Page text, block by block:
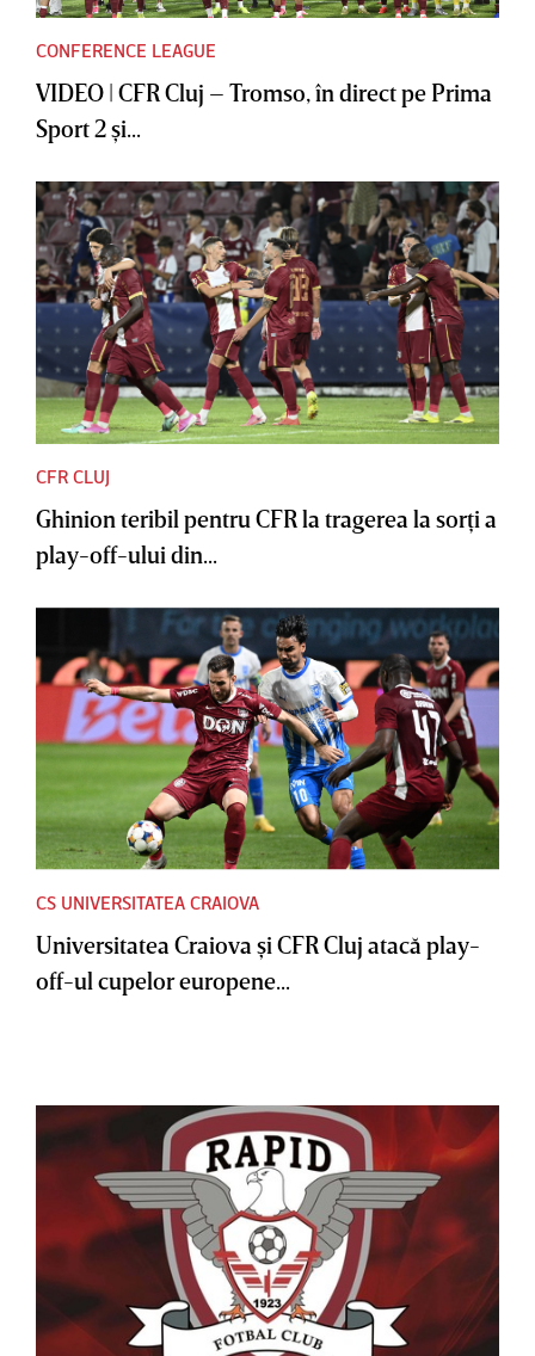
CONFERENCE LEAGUE
VIDEO | CFR Cluj – Tromso, în direct pe Prima
Sport 2 şi...
CFR CLUJ
Ghinion teribil pentru CFR la tragerea la sorţi a
play-off-ului din...
CS UNIVERSITATEA CRAIOVA
Universitatea Craiova şi CFR Cluj atacă play-
off-ul cupelor europene...